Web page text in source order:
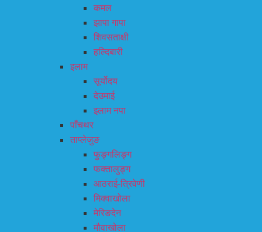
कमल
झापा गापा
शिवसताक्षी
हल्दिबारी
इलाम
सूर्योदय
देउमाई
इलाम नपा
पाँचथर
ताप्लेजुङ
फुङ्गलिङ्ग
फक्तालुङ्ग
आठराई-त्रिवेणी
मिक्वाखोला
मेरिङदेन
मौवाखोला